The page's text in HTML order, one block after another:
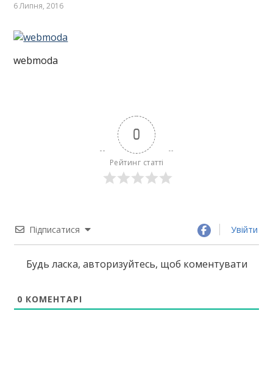
6 Липня, 2016
webmoda
0
Рейтинг статті
Підписатися Увійти
Будь ласка, авторизуйтесь, щоб коментувати
0 КОМЕНТАРІ